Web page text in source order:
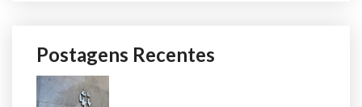
Postagens Recentes